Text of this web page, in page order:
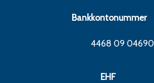
Bankkontonummer
4468 09 04690
EHF